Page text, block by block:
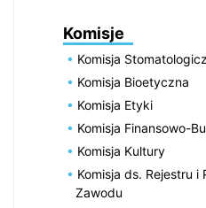
Komisje
Komisja
Komisja Bioetyczna
Komisja Etyki
Komisja Finansowo-
Komisja Kultury
Komisja ds. Rejestru
Zawodu